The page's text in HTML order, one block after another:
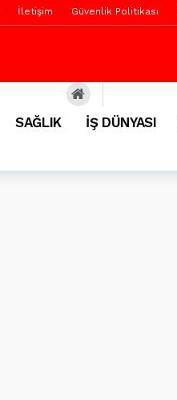
İletişim Güvenlik Politikası
SAĞLIK İŞ DÜNYASI